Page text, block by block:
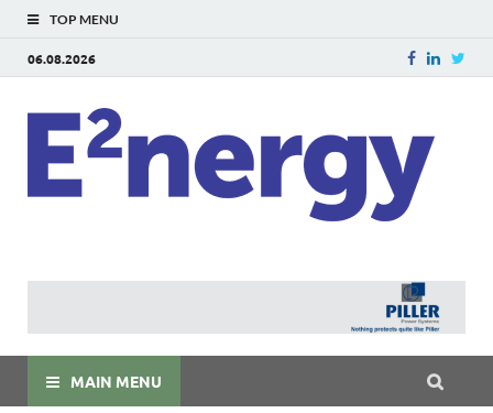
TOP MENU
06.08.2026
MAIN MENU